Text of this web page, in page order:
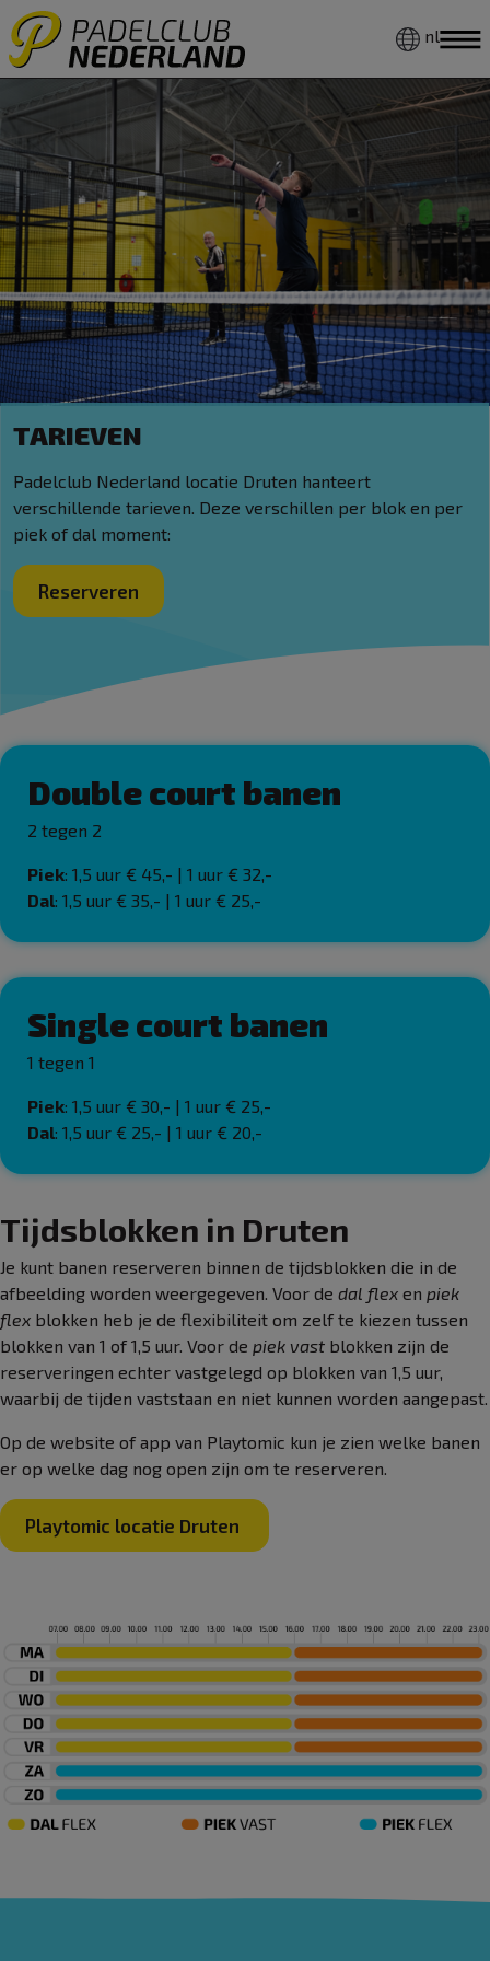
nl
TARIEVEN
Padelclub Nederland locatie Druten hanteert
verschillende tarieven. Deze verschillen per blok en per
piek of dal moment:
Reserveren
Double court banen
2 tegen 2
Piek: 1,5 uur € 45,- | 1 uur € 32,-
Dal: 1,5 uur € 35,- | 1 uur € 25,-
Single court banen
1 tegen 1
Piek: 1,5 uur € 30,- | 1 uur € 25,-
Dal: 1,5 uur € 25,- | 1 uur € 20,-
Tijdsblokken in Druten
Je kunt banen reserveren binnen de tijdsblokken die in de
afbeelding worden weergegeven. Voor de dal flex en piek
flex blokken heb je de flexibiliteit om zelf te kiezen tussen
blokken van 1 of 1,5 uur. Voor de piek vast blokken zijn de
reserveringen echter vastgelegd op blokken van 1,5 uur,
waarbij de tijden vaststaan en niet kunnen worden aangepast.
Op de website of app van Playtomic kun je zien welke banen
er op welke dag nog open zijn om te reserveren.
Playtomic locatie Druten